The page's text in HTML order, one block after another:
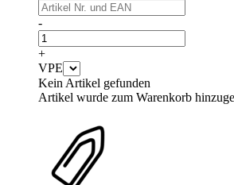
-
+
VPE
Kein Artikel gefunden
Artikel wurde zum Warenkorb